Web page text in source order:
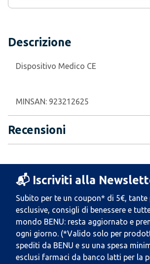
Descrizione
Dispositivo Medico CE
MINSAN: 923212625
Recensioni
📬 Iscriviti alla
Subito per te un coupon* di 5€,
esclusive, consigli di benessere e
mondo BENU: resta aggiornato e
ogni giorno. (*Valido solo per
spediti da BENU e su una spesa
esclusi farmaci da banco latti per la